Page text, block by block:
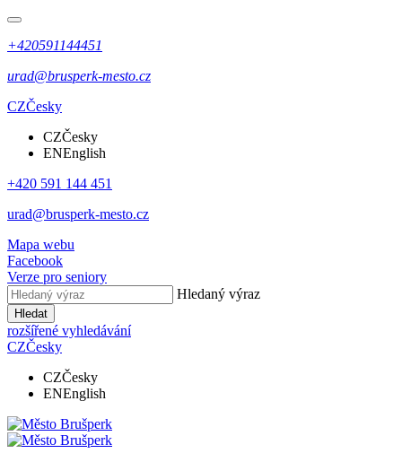
+420591144451
urad@brusperk-mesto.cz
CZČesky
CZČesky
ENEnglish
+420 591 144 451
urad@brusperk-mesto.cz
Mapa webu
Facebook
Verze pro seniory
Hledaný výraz
Hledat
rozšířené vyhledávání
CZČesky
CZČesky
ENEnglish